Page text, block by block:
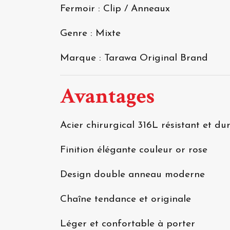
Fermoir : Clip / Anneaux
Genre : Mixte
Marque : Tarawa Original Brand
Avantages
Acier chirurgical 316L résistant et
Finition élégante couleur or rose
Design double anneau moderne
Chaîne tendance et originale
Léger et confortable à porter